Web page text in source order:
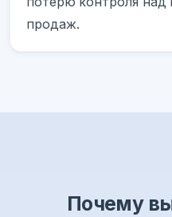
продаж.
Почему